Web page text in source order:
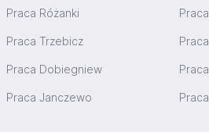
Praca Różanki
Praca Trzebicz
Praca Dobiegniew
Praca Janczewo